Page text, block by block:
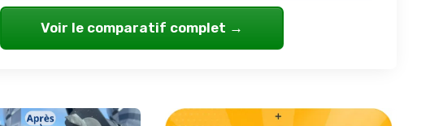
Voir le comparatif complet →